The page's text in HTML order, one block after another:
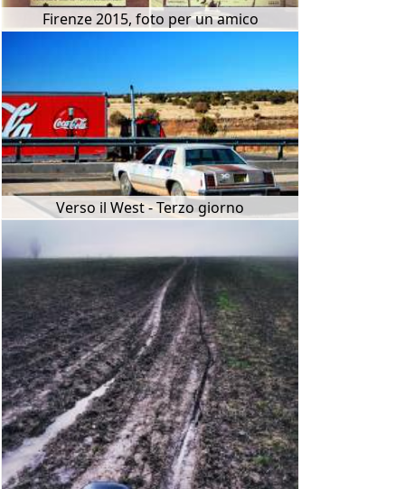
Firenze 2015, foto per un amico
Verso il West - Terzo giorno